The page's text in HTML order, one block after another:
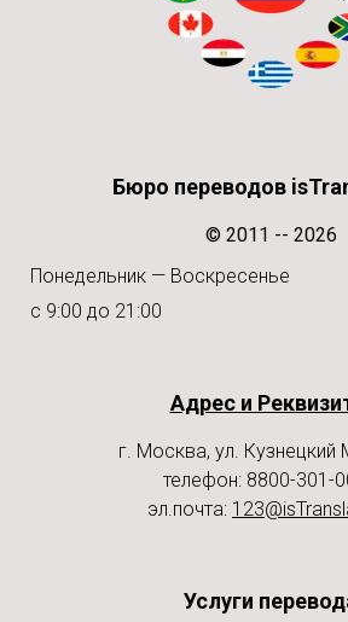
Бюро переводов
© 2011 -- 2026
Понедельник — Воскресенье
с 9:00 до 21:00
Адрес и
г. Москва, ул. Кузнецкий
телефон: 8800-301-
эл.почта:
Услуги